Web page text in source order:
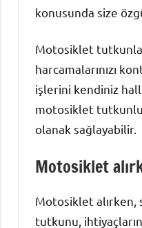
konusunda size
Motosiklet
harcamalarınızı
işlerini kendiniz
motosiklet
olanak sağlayabilir.
Motosiklet
Motosiklet alırken,
tutkunu,